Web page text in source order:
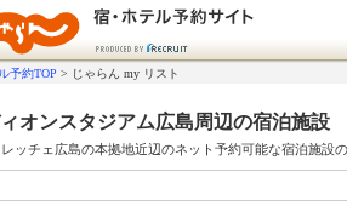
予約TOP > じゃらん my リスト
オンスタジアム広島周辺の宿泊施設
ッチェ広島の本拠地近辺のネット予約可能な宿泊施設